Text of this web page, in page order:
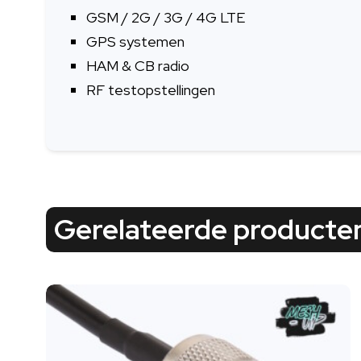
GSM / 2G / 3G / 4G LTE
GPS systemen
HAM & CB radio
RF testopstellingen
Gerelateerde
Dit
product